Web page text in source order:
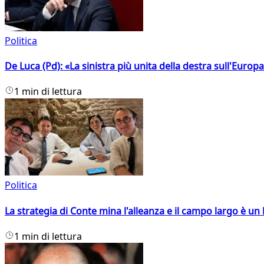
Politica
De Luca (Pd): «La sinistra più unita della destra
1 min di lettura
Politica
La strategia di Conte mina l'alleanza e il campo largo è
1 min di lettura